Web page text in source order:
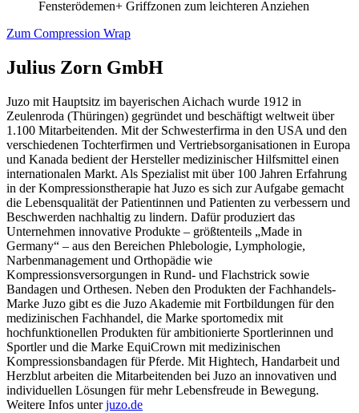
Fensterödemen+ Griffzonen zum leichteren Anziehen
Zum Compression Wrap
Julius Zorn GmbH
Juzo mit Hauptsitz im bayerischen Aichach wurde 1912 in
Zeulenroda (Thüringen) gegründet und beschäftigt weltweit über
1.100 Mitarbeitenden. Mit der Schwesterfirma in den USA und den
verschiedenen Tochterfirmen und Vertriebsorganisationen in Europa
und Kanada bedient der Hersteller medizinischer Hilfsmittel einen
internationalen Markt. Als Spezialist mit über 100 Jahren Erfahrung
in der Kompressionstherapie hat Juzo es sich zur Aufgabe gemacht
die Lebensqualität der Patientinnen und Patienten zu verbessern und
Beschwerden nachhaltig zu lindern. Dafür produziert das
Unternehmen innovative Produkte – größtenteils „Made in
Germany“ – aus den Bereichen Phlebologie, Lymphologie,
Narbenmanagement und Orthopädie wie
Kompressionsversorgungen in Rund- und Flachstrick sowie
Bandagen und Orthesen. Neben den Produkten der Fachhandels-
Marke Juzo gibt es die Juzo Akademie mit Fortbildungen für den
medizinischen Fachhandel, die Marke sportomedix mit
hochfunktionellen Produkten für ambitionierte Sportlerinnen und
Sportler und die Marke EquiCrown mit medizinischen
Kompressionsbandagen für Pferde. Mit Hightech, Handarbeit und
Herzblut arbeiten die Mitarbeitenden bei Juzo an innovativen und
individuellen Lösungen für mehr Lebensfreude in Bewegung.
Weitere Infos unterjuzo.de